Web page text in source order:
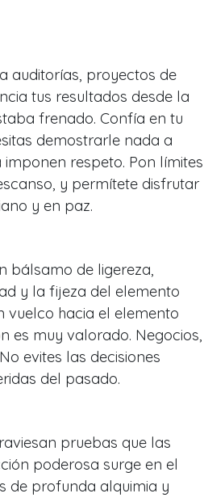
auditorías, proyectos de
tus resultados desde la
frenado. Confía en tu
demostrarle nada a
respeto. Pon límites
y permítete disfrutar
y en paz.
bálsamo de ligereza,
y la fijeza del elemento
vuelco hacia el elemento
es muy valorado. Negocios,
evites las decisiones
del pasado.
pruebas que las
poderosa surge en el
de profunda alquimia y